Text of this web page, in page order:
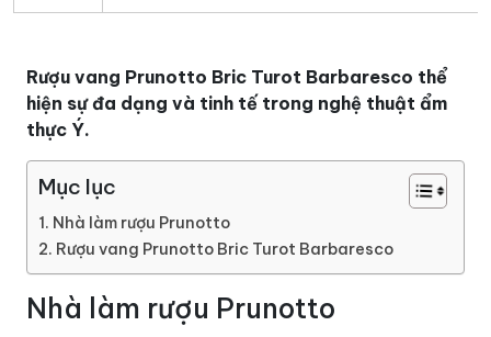
Rượu vang Prunotto Bric Turot Barbaresco thể
hiện sự đa dạng và tinh tế trong nghệ thuật ẩm
thực Ý.
Mục lục
Nhà làm rượu Prunotto
Rượu vang Prunotto Bric Turot Barbaresco
Nhà làm rượu Prunotto